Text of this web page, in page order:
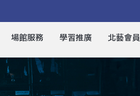
場館服務 學習推廣 北藝會員